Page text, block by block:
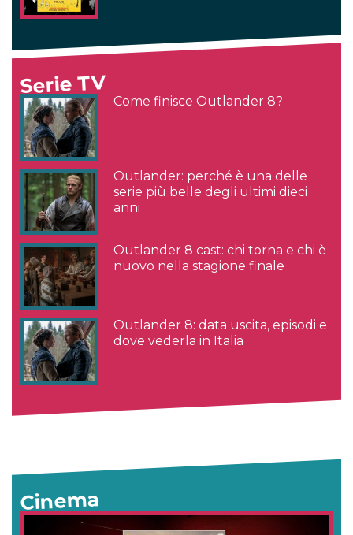
Serie TV
Come finisce Outlander 8?
Outlander: perché è una delle
serie più belle degli ultimi dieci
anni
Outlander 8 cast: chi torna e chi è
nuovo nella stagione finale
Outlander 8: data uscita, episodi e
dove vederla in Italia
Cinema